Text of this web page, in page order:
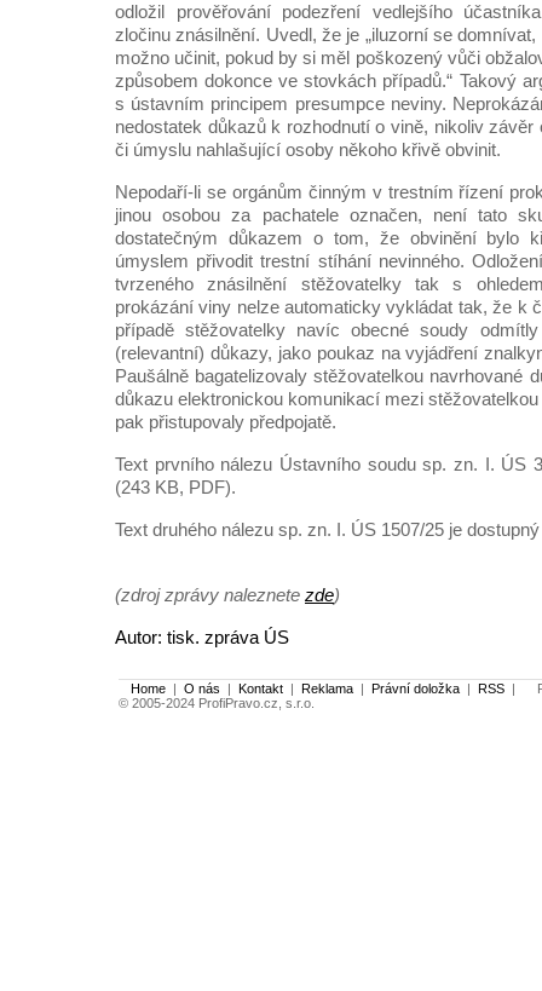
odložil prověřování podezření vedlejšího
zločinu znásilnění. Uvedl, že je „iluzorní se
možno učinit, pokud by si měl poškozený vůči
způsobem dokonce ve stovkách případů.“ Takový
s ústavním principem presumpce neviny.
nedostatek důkazů k rozhodnutí o vině, nikoliv závěr
či úmyslu nahlašující osoby někoho křivě obvinit.
Nepodaří-li se orgánům činným v trestním řízení
jinou osobou za pachatele označen, není tato
dostatečným důkazem o tom, že obvinění bylo
úmyslem přivodit trestní stíhání nevinného.
tvrzeného znásilnění stěžovatelky tak s
prokázání viny nelze automaticky vykládat tak, že k
případě stěžovatelky navíc obecné soudy
(relevantní) důkazy, jako poukaz na vyjádření
Paušálně bagatelizovaly stěžovatelkou navrhované
důkazu elektronickou komunikací mezi
pak přistupovaly předpojatě.
Text prvního nálezu Ústavního soudu sp. zn. I. ÚS
(243 KB, PDF).
Text druhého nálezu sp. zn. I. ÚS 1507/25 je
(zdroj zprávy naleznete zde)
Autor: tisk. zpráva ÚS
Home | O nás | Kontakt | Reklama | Právní doložka | RSS |
© 2005-2024 ProfiPravo.cz, s.r.o.